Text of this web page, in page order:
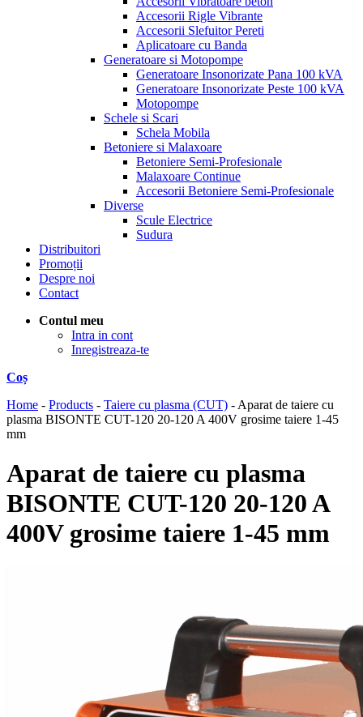
Accesorii Rigle Vibrante
Accesorii Slefuitor Pereti
Aplicatoare cu Banda
Generatoare si Motopompe
Generatoare Insonorizate Pana 100 kVA
Generatoare Insonorizate Peste 100 kVA
Motopompe
Schele si Scari
Schela Mobila
Betoniere si Malaxoare
Betoniere Semi-Profesionale
Malaxoare Continue
Accesorii Betoniere Semi-Profesionale
Diverse
Scule Electrice
Sudura
Distribuitori
Promoții
Despre noi
Contact
Contul meu
Intra in cont
Inregistreaza-te
Coș
Home - Products - Taiere cu plasma (CUT) - Aparat de taiere cu
plasma BISONTE CUT-120 20-120 A 400V grosime taiere 1-45
mm
Aparat de taiere cu plasma
BISONTE CUT-120 20-120 A
400V grosime taiere 1-45 mm